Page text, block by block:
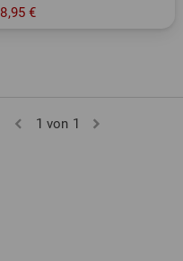
8,95 €
1 von 1